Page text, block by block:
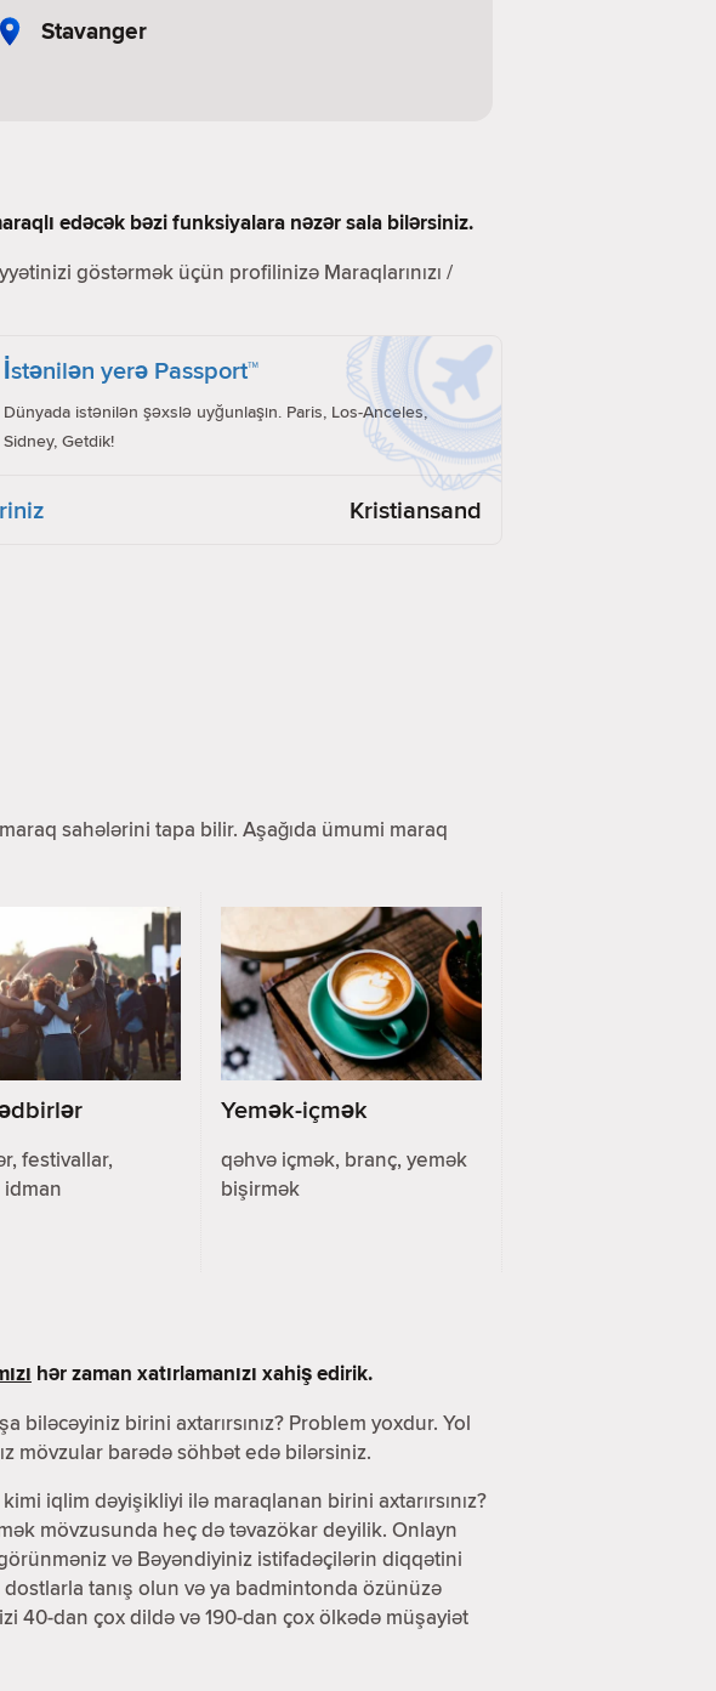
Stavanger
edəcək bəzi funksiyalara nəzər sala bilərsiniz.
göstərmək üçün profilinizə Maraqlarınızı /
İstənilən yerə Passport™
Dünyada istənilən şəxslə uyğunlaşın. Paris, Los-Anceles,
Sidney, Getdik!
Kristiansand
sahələrini tapa bilir. Aşağıda ümumi maraq
festivallar,
Yemək-içmək
qəhvə içmək, branç, yemək
bişirmək
hər zaman xatırlamanızı xahiş edirik.
biləcəyiniz birini axtarırsınız? Problem yoxdur. Yol
mövzular barədə söhbət edə bilərsiniz.
iqlim dəyişikliyi ilə maraqlanan birini axtarırsınız?
mövzusunda heç də təvazökar deyilik. Onlayn
və Bəyəndiyiniz istifadəçilərin diqqətini
tanış olun və ya badmintonda özünüzə
40-dan çox dildə və 190-dan çox ölkədə müşayiət